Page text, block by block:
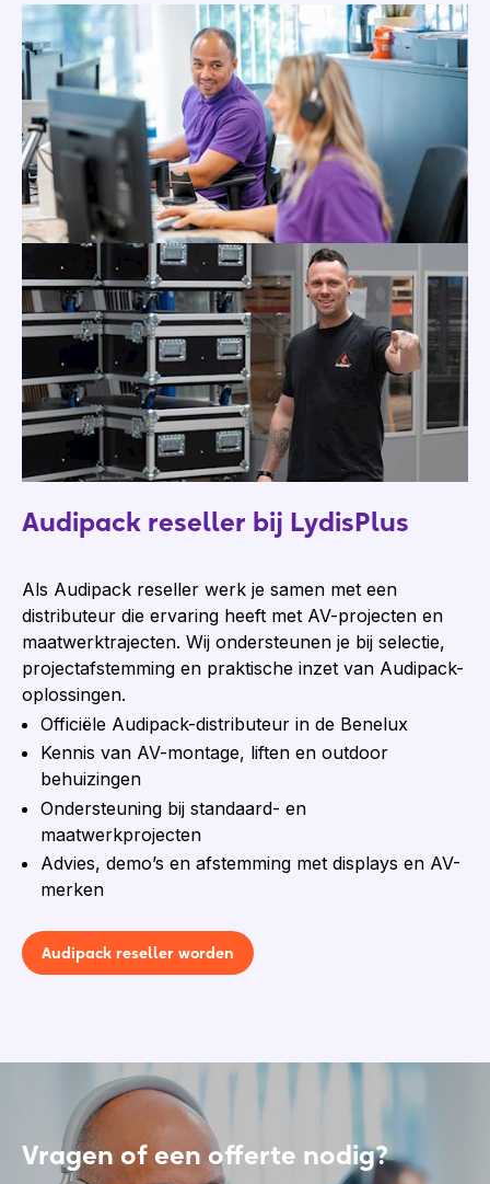
Audipack reseller bij LydisPlus
Als Audipack reseller werk je samen met een
distributeur die ervaring heeft met AV-projecten en
maatwerktrajecten. Wij ondersteunen je bij selectie,
projectafstemming en praktische inzet van Audipack-
oplossingen.
Officiële Audipack-distributeur in de Benelux
Kennis van AV-montage, liften en outdoor
behuizingen
Ondersteuning bij standaard- en
maatwerkprojecten
Advies, demo’s en afstemming met displays en AV-
merken
Audipack reseller worden
Vragen of een offerte nodig?